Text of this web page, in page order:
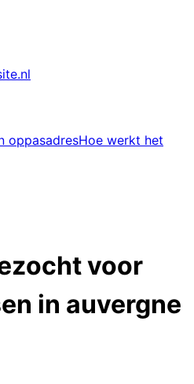
oppasadresHoe werkt het
voor
in auvergne